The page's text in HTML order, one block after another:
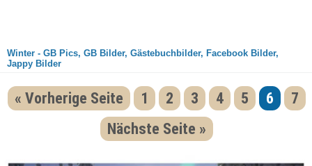
Winter - GB Pics, GB Bilder, Gästebuchbilder, Facebook Bilder,
Jappy Bilder
« Vorherige Seite 1 2 3 4 5 6
7
Nächste Seite »